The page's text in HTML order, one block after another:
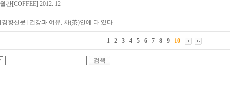
월간[COFFEE] 2012. 12
[경향신문] 건강과 여유, 차(茶)안에 다 있다
1 2 3 4 5 6 7 8 9 10